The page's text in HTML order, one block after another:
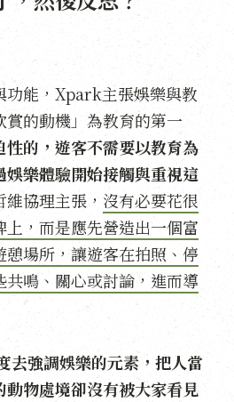
功能，Xpark主張娛樂與教
的動機」為教育的第一
性的，遊客不需要以教育為
娛樂體驗開始接觸與重視這
維協理主張， 沒有必要花很
，而是應先營造出一個富
場所，讓遊客在拍照、停
共鳴、關心或討論，進而導
去強調娛樂的元素，把人當
物處境卻沒有被大家看見